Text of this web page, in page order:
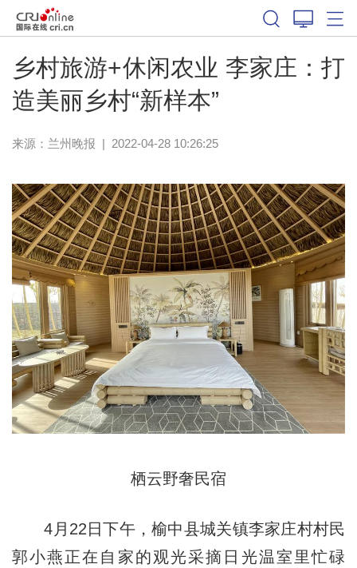
乡村旅游+休闲农业 李家庄：打
造美丽乡村“新样本”
来源： 兰州晚报 | 2022-04-28 10:26:25
栖云野奢民宿
4月22日下午，榆中县城关镇李家庄村村民
郭小燕正在自家的观光采摘日光温室里忙碌